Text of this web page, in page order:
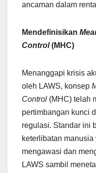
ancaman dalam
Mendefinisikan
Control(MHC)
Menanggapi krisis
oleh LAWS, konsep
Control (MHC) telah
pertimbangan kunci
regulasi. Standar ini
keterlibatan
mengawasi dan
LAWS sambil